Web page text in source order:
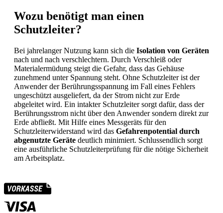
Wozu benötigt man einen
Schutzleiter?
Bei jahrelanger Nutzung kann sich die Isolation von Geräten
nach und nach verschlechtern. Durch Verschleiß oder
Materialermüdung steigt die Gefahr, dass das Gehäuse
zunehmend unter Spannung steht. Ohne Schutzleiter ist der
Anwender der Berührungsspannung im Fall eines Fehlers
ungeschützt ausgeliefert, da der Strom nicht zur Erde
abgeleitet wird. Ein intakter Schutzleiter sorgt dafür, dass der
Berührungsstrom nicht über den Anwender sondern direkt zur
Erde abfließt. Mit Hilfe eines Messgeräts für den
Schutzleiterwiderstand wird das Gefahrenpotential durch
abgenutzte Geräte deutlich minimiert. Schlussendlich sorgt
eine ausführliche Schutzleiterprüfung für die nötige Sicherheit
am Arbeitsplatz.